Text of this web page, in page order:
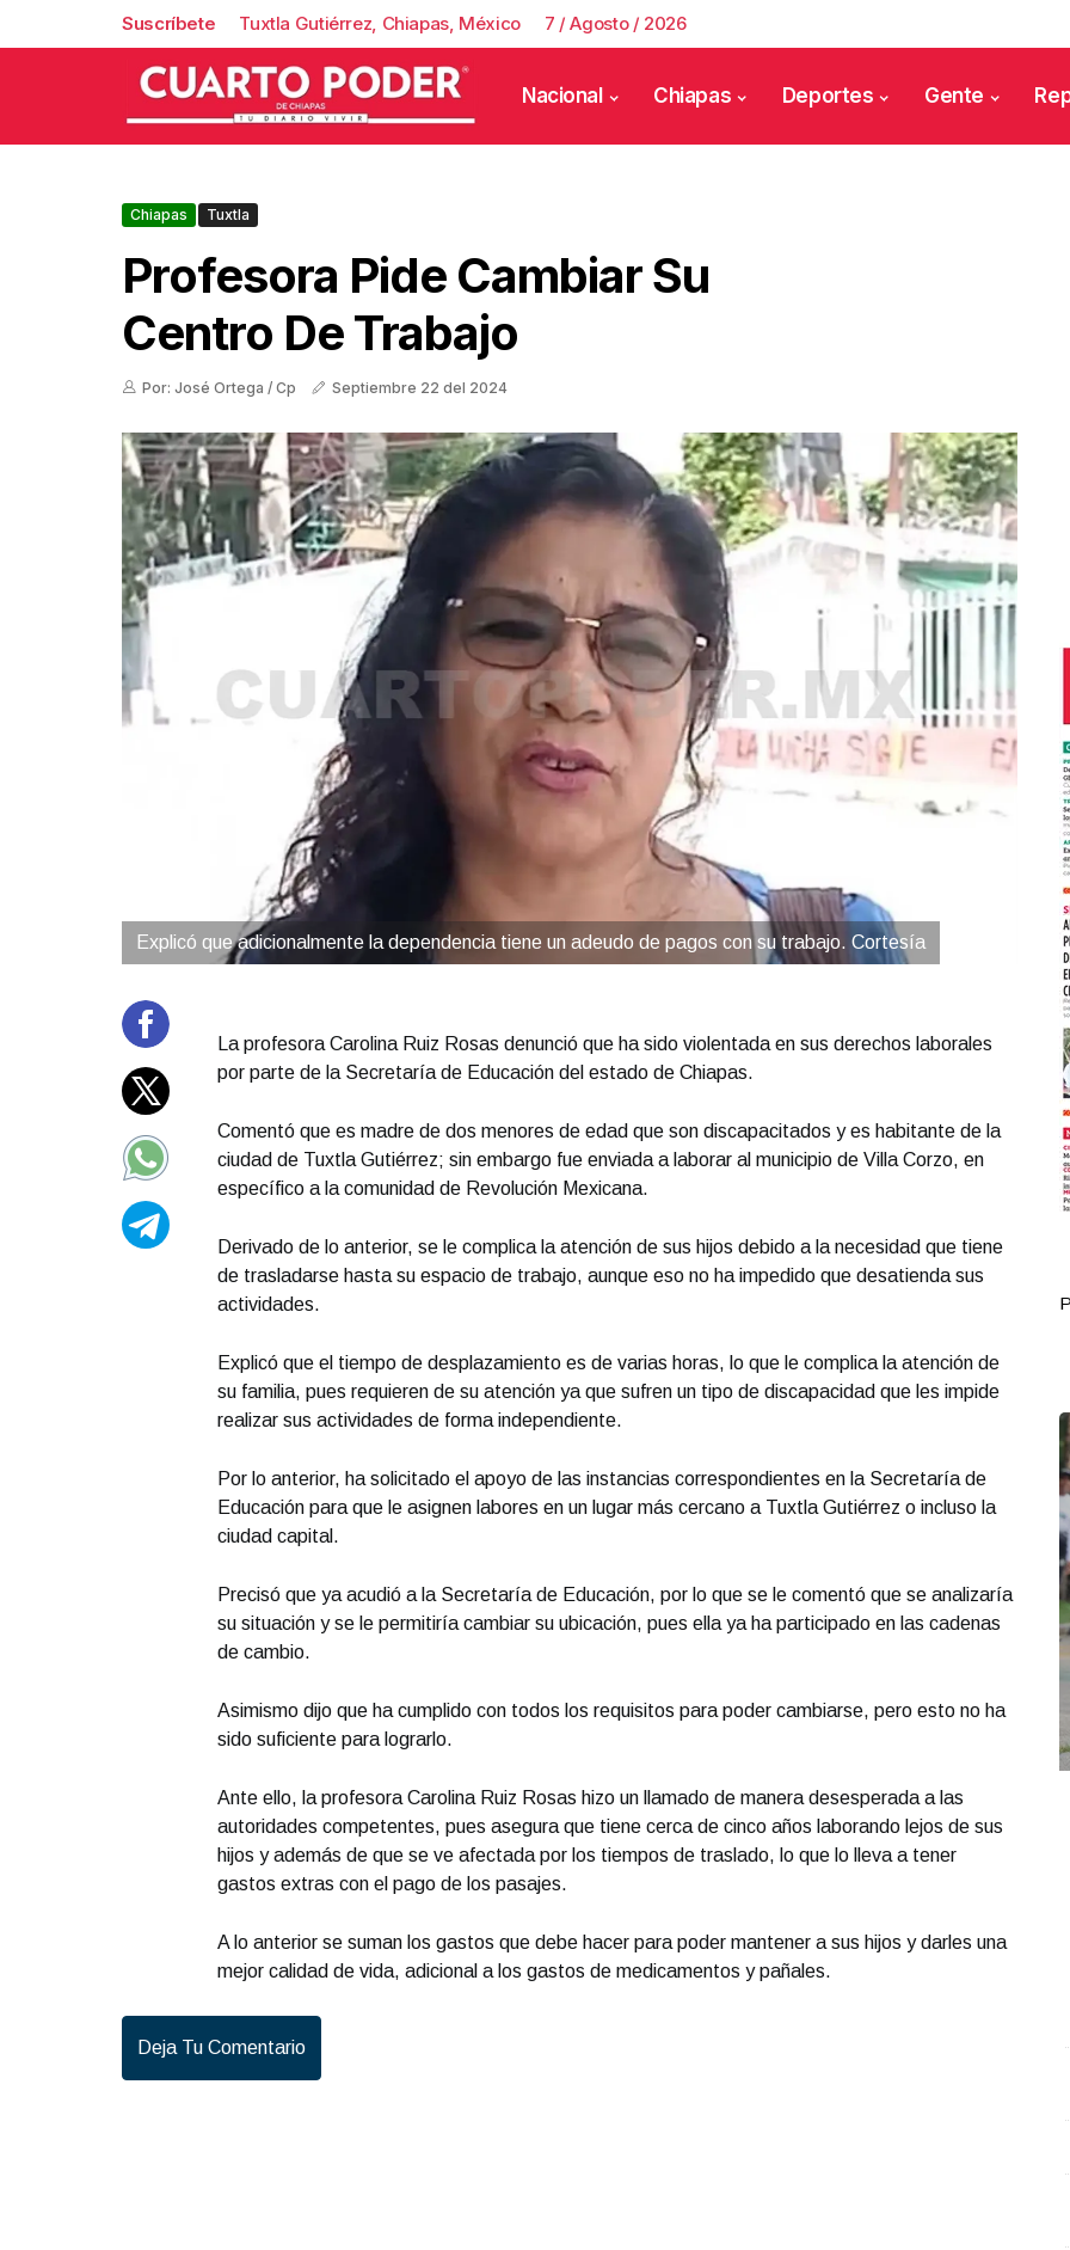
Suscríbete Tuxtla Gutiérrez, Chiapas, México 7 / Agosto / 2026
Nacional Chiapas Deportes Gente
Chiapas Tuxtla
Profesora Pide Cambiar Su
Centro De Trabajo
Por: José Ortega / Cp Septiembre 22 del 2024
Explicó que adicionalmente la dependencia tiene un adeudo de pagos con su trabajo. Cortesía
La profesora Carolina Ruiz Rosas denunció que ha sido violentada en sus derechos laborales
por parte de la Secretaría de Educación del estado de Chiapas.
Comentó que es madre de dos menores de edad que son discapacitados y es habitante de la
ciudad de Tuxtla Gutiérrez; sin embargo fue enviada a laborar al municipio de Villa Corzo, en
específico a la comunidad de Revolución Mexicana.
Derivado de lo anterior, se le complica la atención de sus hijos debido a la necesidad que tiene
de trasladarse hasta su espacio de trabajo, aunque eso no ha impedido que desatienda sus
actividades.
Explicó que el tiempo de desplazamiento es de varias horas, lo que le complica la atención de
su familia, pues requieren de su atención ya que sufren un tipo de discapacidad que les impide
realizar sus actividades de forma independiente.
Por lo anterior, ha solicitado el apoyo de las instancias correspondientes en la Secretaría de
Educación para que le asignen labores en un lugar más cercano a Tuxtla Gutiérrez o incluso la
ciudad capital.
Precisó que ya acudió a la Secretaría de Educación, por lo que se le comentó que se analizaría
su situación y se le permitiría cambiar su ubicación, pues ella ya ha participado en las cadenas
de cambio.
Asimismo dijo que ha cumplido con todos los requisitos para poder cambiarse, pero esto no ha
sido suficiente para lograrlo.
Ante ello, la profesora Carolina Ruiz Rosas hizo un llamado de manera desesperada a las
autoridades competentes, pues asegura que tiene cerca de cinco años laborando lejos de sus
hijos y además de que se ve afectada por los tiempos de traslado, lo que lo lleva a tener
gastos extras con el pago de los pasajes.
A lo anterior se suman los gastos que debe hacer para poder mantener a sus hijos y darles una
mejor calidad de vida, adicional a los gastos de medicamentos y pañales.
Deja Tu Comentario